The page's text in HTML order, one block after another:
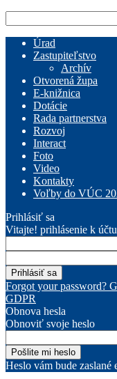
Úrad
Zastupiteľstvo
Archív
Otvorená župa
E-knižnica
Dotácie
Rada partnerstva
Rozvoj
Interact
Foto
Video
Kontakty
Voľby do VÚC
Prihlásiť sa
Vitajte! prihlásenie k účtu
Forgot your password?
GDPR
Obnova hesla
Obnoviť svoje heslo
Heslo vám bude zaslané